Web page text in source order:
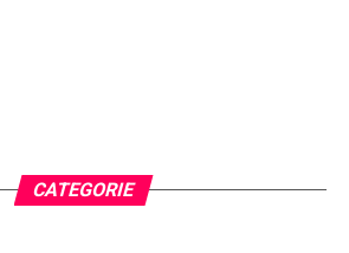
CATEGORIE